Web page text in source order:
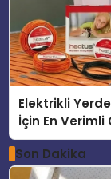
Elektrikli
İçin En Verimli
Son Dakika